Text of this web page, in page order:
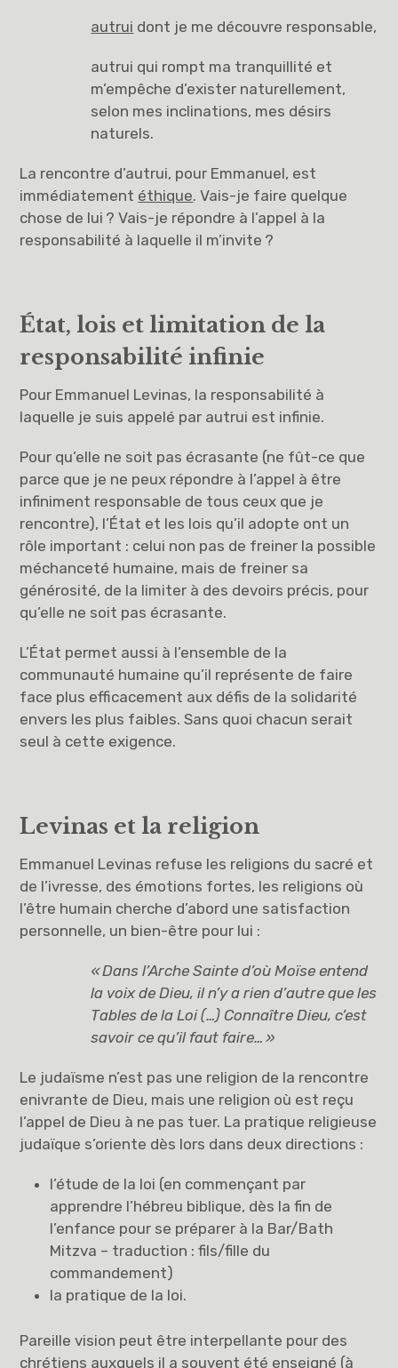
autrui dont je me découvre responsable,
autrui qui rompt ma tranquillité et
m’empêche d’exister naturellement,
selon mes inclinations, mes désirs
naturels.
La rencontre d’autrui, pour Emmanuel, est
immédiatement éthique. Vais-je faire quelque
chose de lui ? Vais-je répondre à l’appel à la
responsabilité à laquelle il m’invite ?
État, lois et limitation de la
responsabilité infinie
Pour Emmanuel Levinas, la responsabilité à
laquelle je suis appelé par autrui est infinie.
Pour qu’elle ne soit pas écrasante (ne fût-ce que
parce que je ne peux répondre à l’appel à être
infiniment responsable de tous ceux que je
rencontre), l’État et les lois qu’il adopte ont un
rôle important : celui non pas de freiner la possible
méchanceté humaine, mais de freiner sa
générosité, de la limiter à des devoirs précis, pour
qu’elle ne soit pas écrasante.
L’État permet aussi à l’ensemble de la
communauté humaine qu’il représente de faire
face plus efficacement aux défis de la solidarité
envers les plus faibles. Sans quoi chacun serait
seul à cette exigence.
Levinas et la religion
Emmanuel Levinas refuse les religions du sacré et
de l’ivresse, des émotions fortes, les religions où
l’être humain cherche d’abord une satisfaction
personnelle, un bien-être pour lui :
«Dans l’Arche Sainte d’où Moïse entend
la voix de Dieu, il n’y a rien d’autre que les
Tables de la Loi (…) Connaître Dieu, c’est
savoir ce qu’il faut faire… »
Le judaïsme n’est pas une religion de la rencontre
enivrante de Dieu, mais une religion où est reçu
l’appel de Dieu à ne pas tuer. La pratique religieuse
judaïque s’oriente dès lors dans deux directions :
l’étude de la loi (en commençant par
apprendre l’hébreu biblique, dès la fin de
l’enfance pour se préparer à la Bar/Bath
Mitzva – traduction : fils/fille du
commandement)
la pratique de la loi.
Pareille vision peut être interpellante pour des
chrétiens auxquels il a souvent été enseigné (à